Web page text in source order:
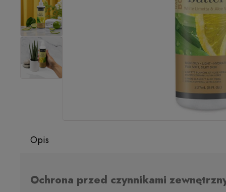
Opis
Ochrona przed czynnikami